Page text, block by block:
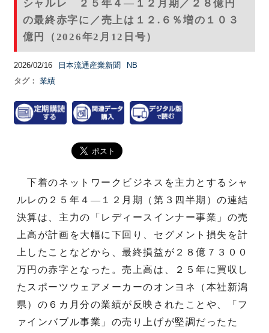
シャルレ ２５年４―１２月期／２８億円
の最終赤字に／売上は１２.６％増の１０３
億円（2026年2月12日号）
2026/02/16 日本流通産業新聞
NB
タグ： 業績
下着のネットワークビジネスを主力とするシャ
ルレの２５年４―１２月期（第３四半期）の連結
決算は、主力の「レディースインナー事業」の売
上高が計画を大幅に下回り、セグメント損失を計
上したことなどから、最終損益が２８億７３００
万円の赤字となった。売上高は、２５年に買収し
たスポーツウェアメーカーのオンヨネ（本社新潟
県）の６カ月分の業績が反映されたことや、「フ
ァインバブル事業」の売り上げが堅調だったた